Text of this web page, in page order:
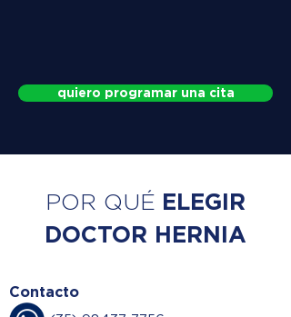
quiero programar una cita
POR QUÉ ELEGIR
DOCTOR HERNIA
Contacto